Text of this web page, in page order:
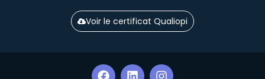
Voir le certificat Qualiopi